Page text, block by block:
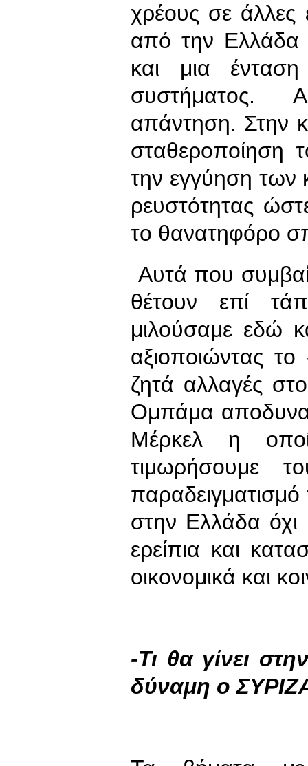
χρέους σε άλλες
από την Ελλάδα
και μια
συστήματος.
απάντηση. Στην
σταθεροποίηση
την εγγύηση των
ρευστότητας
το θανατηφόρο
Αυτά που
θέτουν επί
μιλούσαμε εδώ
αξιοποιώντας
ζητά αλλαγές
Ομπάμα
Μέρκελ η
τιμωρήσουμε
στην Ελλάδα όχι
ερείπια και
οικονομικά και
-Τι θα γίνει
δύναμη ο